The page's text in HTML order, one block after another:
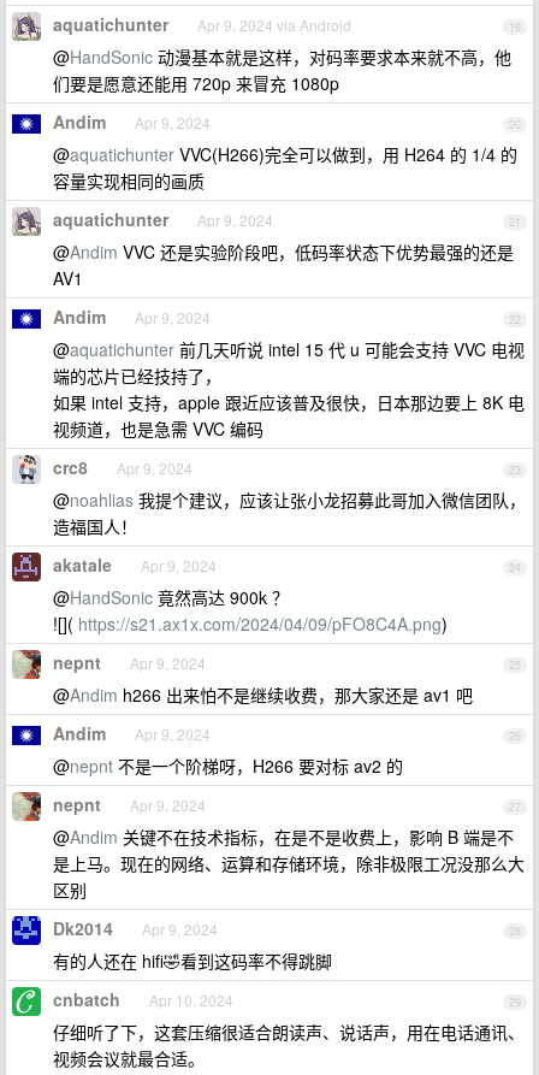
19
aquatichunter Apr 9, 2024 via Android
@HandSonic 动漫基本就是这样，对码率要求本来就不高，他
们要是愿意还能用 720p 来冒充 1080p
20
Andim Apr 9, 2024
@aquatichunter VVC(H266)完全可以做到，用 H264 的 1/4 的
容量实现相同的画质
21
aquatichunter Apr 9, 2024
@Andim VVC 还是实验阶段吧，低码率状态下优势最强的还是
AV1
22
Andim Apr 9, 2024
@aquatichunter 前几天听说 intel 15 代 u 可能会支持 VVC 电视
端的芯片已经技持了，
如果 intel 支持，apple 跟近应该普及很快，日本那边要上 8K 电
视频道，也是急需 VVC 编码
23
crc8 Apr 9, 2024
@noahlias 我提个建议，应该让张小龙招募此哥加入微信团队，
造福国人！
24
akatale Apr 9, 2024
@HandSonic 竟然高达 900k ？
![]( https://s21.ax1x.com/2024/04/09/pFO8C4A.png)
25
nepnt Apr 9, 2024
@Andim h266 出来怕不是继续收费，那大家还是 av1 吧
26
Andim Apr 9, 2024
@nepnt 不是一个阶梯呀，H266 要对标 av2 的
27
nepnt Apr 9, 2024
@Andim 关键不在技术指标，在是不是收费上，影响 B 端是不
是上马。现在的网络、运算和存储环境，除非极限工况没那么大
区别
28
Dk2014 Apr 9, 2024
有的人还在 hifi🤣看到这码率不得跳脚
29
cnbatch Apr 10, 2024
仔细听了下，这套压缩很适合朗读声、说话声，用在电话通讯、
视频会议就最合适。